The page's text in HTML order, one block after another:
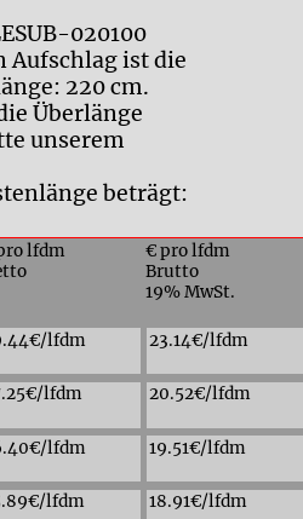
020100
Aufschlag ist die
220 cm.
Überlänge
unserem
beträgt:
lfdm
€ pro lfdm
Brutto
19% MwSt.
lfdm 23.14€/lfdm
lfdm 20.52€/lfdm
lfdm 19.51€/lfdm
lfdm 18.91€/lfdm